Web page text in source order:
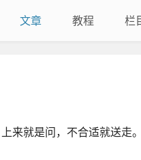
文章 教程 栏
来就是问，不合适就送走